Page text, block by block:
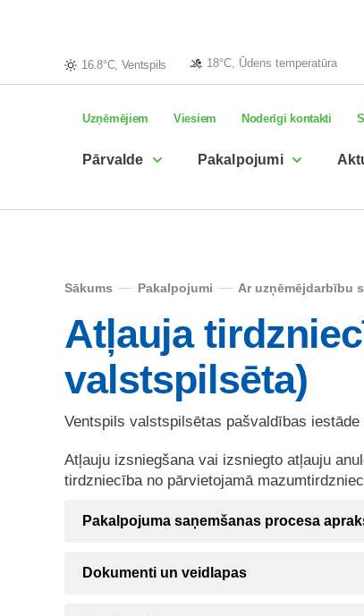
16.8°C, Ventspils 18°C, Ūdens temperatūra
Uzņēmējiem Viesiem Noderīgi kontakti
Pārvalde Pakalpojumi
Sākums Pakalpojumi Ar uzņēmējdarbību
Atļauja
valstspilsēta)
Ventspils valstspilsētas pašvaldības
Atļauju izsniegšana vai izsniegto atļauju
tirdzniecība no pārvietojamā
Pakalpojuma saņemšanas procesa
Dokumenti un veidlapas